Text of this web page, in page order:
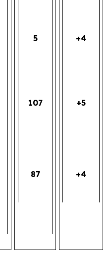
5 +4
107 +5
87 +4